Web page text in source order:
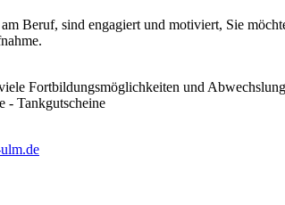
Beruf, sind engagiert und motiviert, Sie
Fortbildungsmöglichkeiten und
- Tankgutscheine